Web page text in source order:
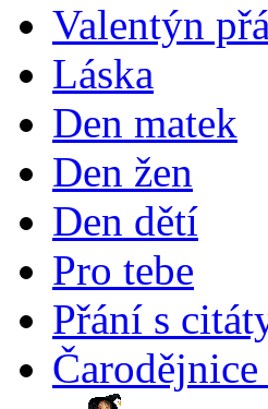
Valentýn
Láska
Den matek
Den žen
Den dětí
Pro tebe
Přání s